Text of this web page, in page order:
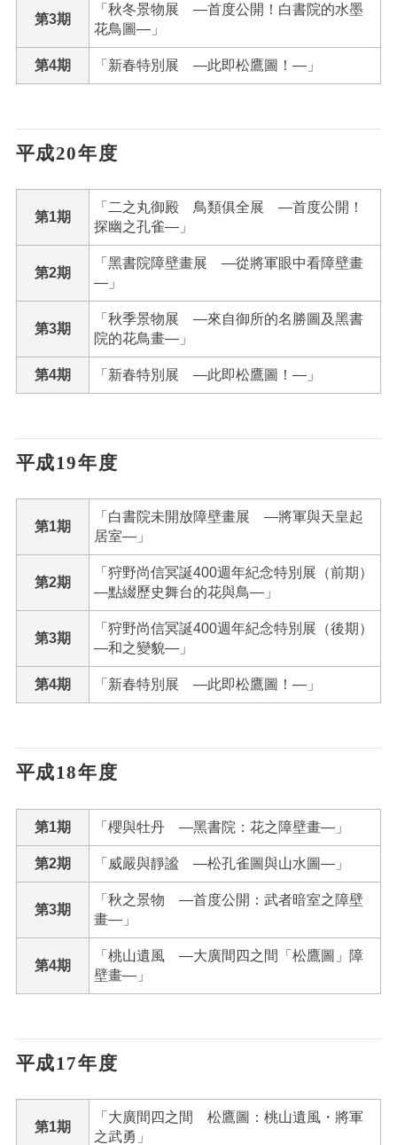
第3期
「秋冬景物展 ―首度公開！白書院的水墨
花鳥圖―」
第4期 「新春特別展 ―此即松鷹圖！―」
平成20年度
第1期
「二之丸御殿 鳥類俱全展 ―首度公開！
探幽之孔雀―」
第2期
「黑書院障壁畫展 ―從將軍眼中看障壁畫
―」
第3期
「秋季景物展 ―來自御所的名勝圖及黑書
院的花鳥畫―」
第4期 「新春特別展 ―此即松鷹圖！―」
平成19年度
第1期
「白書院未開放障壁畫展 ―將軍與天皇起
居室―」
第2期
「狩野尚信冥誕400週年紀念特別展（前期）
―點綴歷史舞台的花與鳥―」
第3期
「狩野尚信冥誕400週年紀念特別展（後期）
―和之變貌―」
第4期 「新春特別展 ―此即松鷹圖！―」
平成18年度
第1期 「櫻與牡丹 ―黑書院：花之障壁畫―」
第2期 「威嚴與靜謐 ―松孔雀圖與山水圖―」
第3期
「秋之景物 ―首度公開：武者暗室之障壁
畫―」
第4期
「桃山遺風 ―大廣間四之間「松鷹圖」障
壁畫―」
平成17年度
第1期
「大廣間四之間 松鷹圖：桃山遺風・將軍
之武勇」